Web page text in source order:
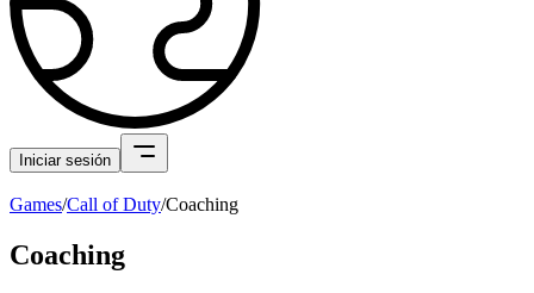
Iniciar sesión
Games/Call of Duty/Coaching
Coaching